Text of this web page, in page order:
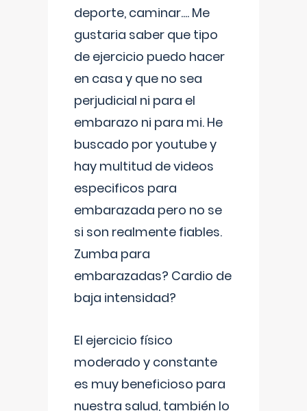
deporte, caminar.... Me
gustaria saber que tipo
de ejercicio puedo hacer
en casa y que no sea
perjudicial ni para el
embarazo ni para mi. He
buscado por youtube y
hay multitud de videos
especificos para
embarazada pero no se
si son realmente fiables.
Zumba para
embarazadas? Cardio de
baja intensidad?
El ejercicio físico
moderado y constante
es muy beneficioso para
nuestra salud, también lo